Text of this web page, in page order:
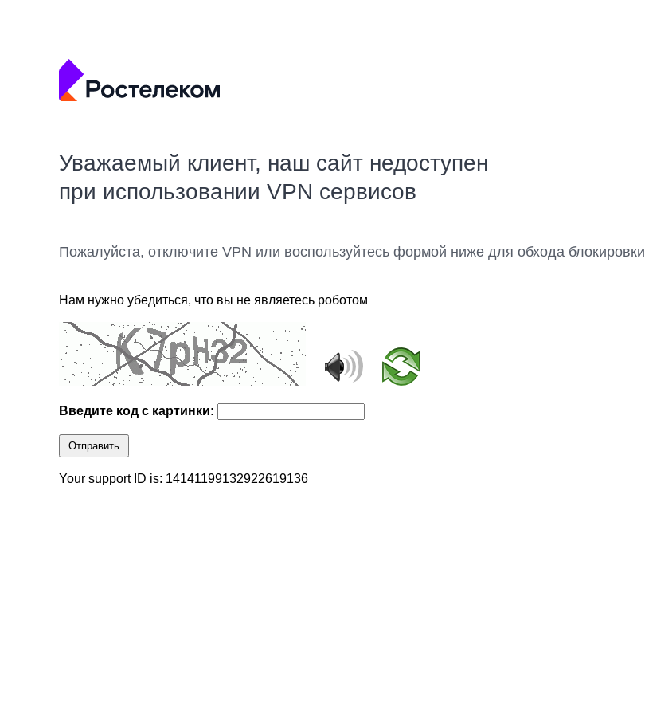
Уважаемый клиент, наш сайт недоступен
при использовании VPN сервисов
Пожалуйста, отключите VPN или воспользуйтесь формой ниже для обхода блокировки
Нам нужно убедиться, что вы не являетесь роботом
Введите код с картинки:
Отправить
Your support ID is: 14141199132922619136